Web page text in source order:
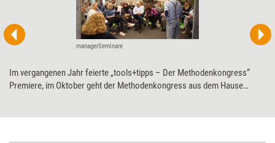
managerSeminare
Im vergangenen Jahr feierte „tools+tipps – Der Methodenkongress“
Premiere, im Oktober geht der Methodenkongress aus dem Hause